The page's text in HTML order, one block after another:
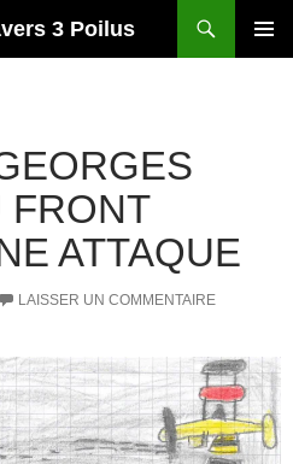
3 Poilus
FRONT
ATTAQUE
LAISSER UN COMMENTAIRE